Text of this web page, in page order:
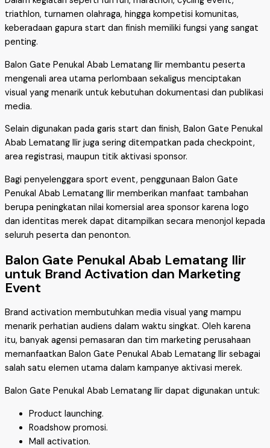
triathlon, turnamen olahraga, hingga kompetisi komunitas,
keberadaan gapura start dan finish memiliki fungsi yang sangat
penting.
Balon Gate Penukal Abab Lematang Ilir membantu peserta
mengenali area utama perlombaan sekaligus menciptakan
visual yang menarik untuk kebutuhan dokumentasi dan publikasi
media.
Selain digunakan pada garis start dan finish, Balon Gate Penukal
Abab Lematang Ilir juga sering ditempatkan pada checkpoint,
area registrasi, maupun titik aktivasi sponsor.
Bagi penyelenggara sport event, penggunaan Balon Gate
Penukal Abab Lematang Ilir memberikan manfaat tambahan
berupa peningkatan nilai komersial area sponsor karena logo
dan identitas merek dapat ditampilkan secara menonjol kepada
seluruh peserta dan penonton.
Balon Gate Penukal Abab Lematang Ilir
untuk Brand Activation dan Marketing
Event
Brand activation membutuhkan media visual yang mampu
menarik perhatian audiens dalam waktu singkat. Oleh karena
itu, banyak agensi pemasaran dan tim marketing perusahaan
memanfaatkan Balon Gate Penukal Abab Lematang Ilir sebagai
salah satu elemen utama dalam kampanye aktivasi merek.
Balon Gate Penukal Abab Lematang Ilir dapat digunakan untuk:
Product launching.
Roadshow promosi.
Mall activation.